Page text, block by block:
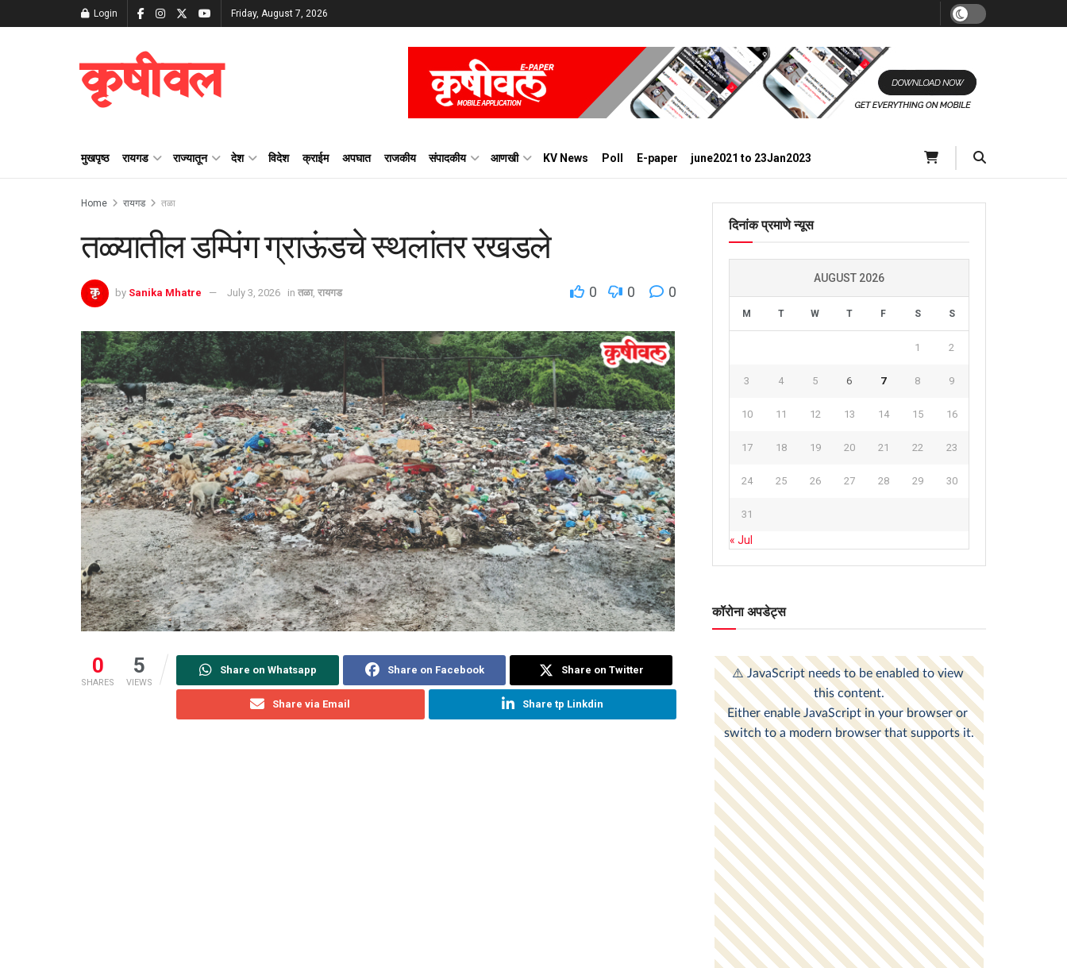
Login Friday, August 7, 2026
कृषीवल
मुखपृष्ठ रायगड राज्यातून देश विदेश क्राईम अपघात राजकीय संपादकीय आणखी KV News Poll E-paper june2021 to 23Jan2023
Home रायगड तळा
तळ्यातील डम्पिंग ग्राऊंडचे स्थलांतर रखडले
by Sanika Mhatre July 3, 2026 in तळा, रायगड 0 0 0
0
SHARES
5
VIEWS
Share on Whatsapp Share on Facebook Share on Twitter
Share via Email Share tp Linkdin
दिनांक प्रमाणे न्यूस
AUGUST 2026
M T W T F S S
1 2
3 4 5 6 7 8 9
10 11 12 13 14 15 16
17 18 19 20 21 22 23
24 25 26 27 28 29 30
31
« Jul
कॉरोना अपडेट्स